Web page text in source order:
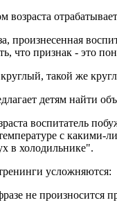
произнесенная
что признак - это
такой же
детям найти
воспитатель
с какими-
в холодильнике".
усложняются:
не произносится